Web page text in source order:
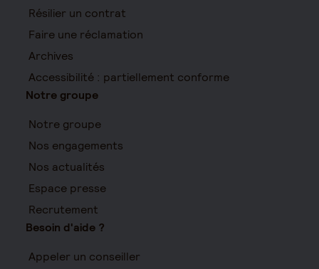
Résilier un contrat
Faire une réclamation
Archives
Accessibilité : partiellement conforme
Notre groupe
Notre groupe
Nos engagements
Nos actualités
Espace presse
Recrutement
Besoin d'aide ?
Appeler un conseiller